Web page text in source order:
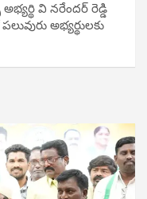
వి నరేందర్ రెడ్డి
అభ్యర్థులకు